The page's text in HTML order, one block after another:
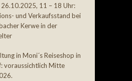
26.10.2025, 11 – 18 Uhr:
und Verkaufsstand bei
Kerwe in der
in Moni´s Reiseshop in
voraussichtlich Mitte